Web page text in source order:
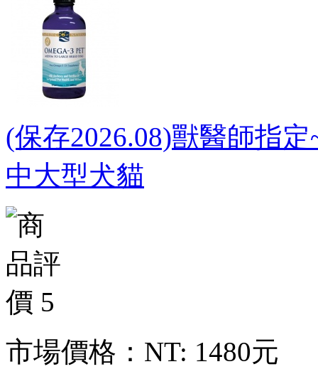
(保存2026.08)獸醫師指
中大型犬貓
市場價格： NT: 1480元